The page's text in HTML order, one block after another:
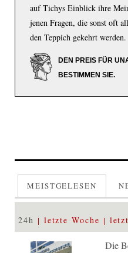
auf Tichys Einblick ihre
jenen Fragen, die sonst oft
den Teppich gekehrt werden.
DEN PREIS FÜR
BESTIMMEN SIE.
MEISTGELESEN
24h letzte Woche
Die